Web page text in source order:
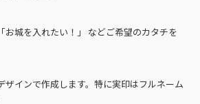
お城を入れたい！」 などご希望のカタチを
ザインで作成します。特に実印はフルネーム